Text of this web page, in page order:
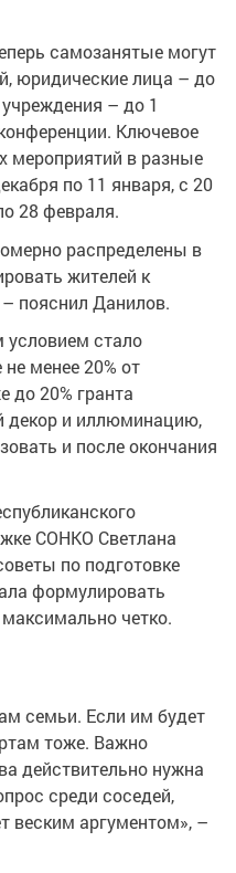
самозанятые могут
юридические лица – до
– до 1
Ключевое
мероприятий в разные
по 11 января, с 20
28 февраля.
распределены в
жителей к
пояснил Данилов.
условием стало
менее 20% от
20% гранта
декор и иллюминацию,
и после окончания
СОНКО Светлана
по подготовке
формулировать
четко.
семьи. Если им будет
тоже. Важно
действительно нужна
среди соседей,
веским аргументом», –